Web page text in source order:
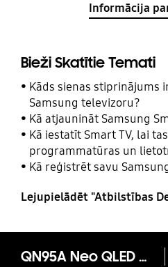
Informācija
Bieži Skatītie Temati
Kāds sienas stiprinājums
Samsung televizoru?
Kā atjaunināt Samsung
Kā iestatīt Smart TV, lai
programmatūras un
Kā reģistrēt savu
Lejupielādēt "Atbilstības
QN95A Neo QLED 4K Smart TV (2021)